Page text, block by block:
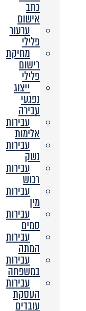
כתב
אישום
ערעור
פלילי
מחיקת
רישום
פלילי
ייצוג
נפגעי
עבירה
עבירות
אלימות
עבירות
נשק
עבירות
רכוש
עבירות
מין
עבירות
סמים
עבירות
המתה
עבירות
במשפחה
עבירות
העסקת
עובדים